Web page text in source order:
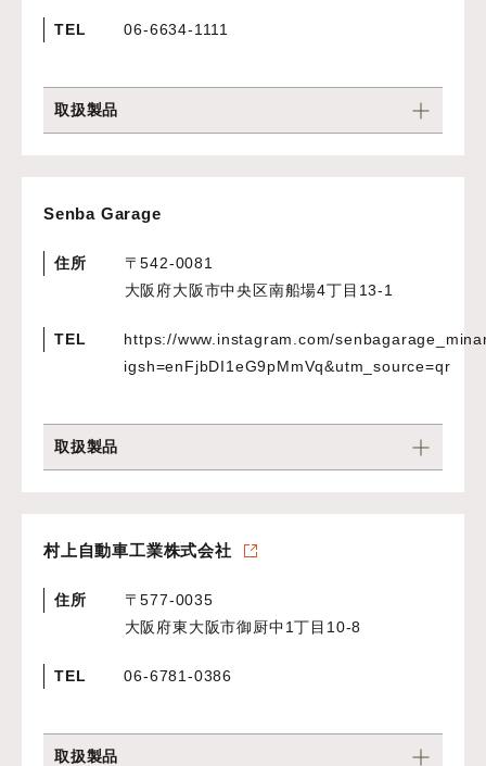
TEL 06-6634-1111
取扱製品
Senba Garage
住所
〒542-0081
大阪府大阪市中央区南船場4丁目13‐1
TEL
https://www.instagram.com/
igsh=enFjbDI1eG9pMmVq&utm_source=qr
取扱製品
村上自動車工業株式会社
住所
〒577-0035
大阪府東大阪市御厨中1丁目10‐8
TEL 06‐6781‐0386
取扱製品